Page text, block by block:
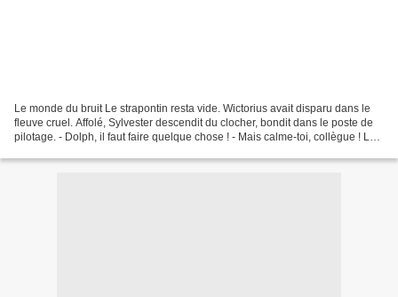
Le monde du bruit Le strapontin resta vide. Wictorius avait disparu dans le
fleuve cruel. Affolé, Sylvester descendit du clocher, bondit dans le poste de
pilotage. - Dolph, il faut faire quelque chose ! - Mais calme-toi, collègue ! Le